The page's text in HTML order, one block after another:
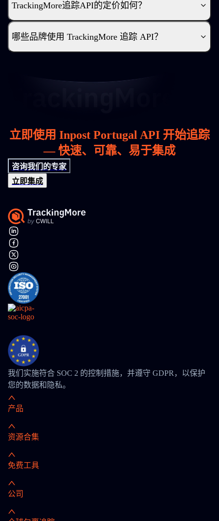
TrackingMore追踪API的定价如何？
哪些品牌使用 TrackingMore 追踪 API？
立即使用 Inpost Portugal API 开始追踪
— 快速、可靠、易于集成
咨询我们的专家
立即集成
我们实施符合 SOC 2 的控制措施，并遵守 GDPR，以保护
您的数据和隐私。
产品
资源合集
免费工具
公司